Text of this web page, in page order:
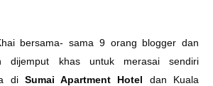
bersama- sama 9 orang blogger dan
dijemput khas untuk merasai sendiri
di Sumai Apartment Hotel dan Kuala